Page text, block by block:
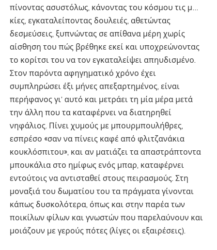
πίνοντας ασυστόλως, κάνοντας του κόσμου τις μ…
κίες, εγκαταλείποντας δουλειές, αθετώντας
δεσμεύσεις, ξυπνώντας σε απίθανα μέρη χωρίς
αίσθηση του πώς βρέθηκε εκεί και υποχρεώνοντας
το κορίτσι του να τον εγκαταλείψει απηυδισμένο.
Στον παρόντα αφηγηματικό χρόνο έχει
συμπληρώσει έξι μήνες απεξαρτημένος, είναι
περήφανος γι’ αυτό και μετράει τη μία μέρα μετά
την άλλη που τα καταφέρνει να διατηρηθεί
νηφάλιος. Πίνει χυμούς με μπουρμπουλήθρες,
εσπρέσο «σαν να πίνεις καφέ από φλιτζανάκια
κουκλόσπιτου», και αν ματιάζει τα απαστράπτοντα
μπουκάλια στο ημίφως ενός μπαρ, καταφέρνει
εντούτοις να αντισταθεί στους πειρασμούς. Στη
μοναξιά του δωματίου του τα πράγματα γίνονται
κάπως δυσκολότερα, όπως και στην παρέα των
ποικίλων φίλων και γνωστών που παρελαύνουν και
μοιάζουν με γερούς πότες (λίγες οι εξαιρέσεις).